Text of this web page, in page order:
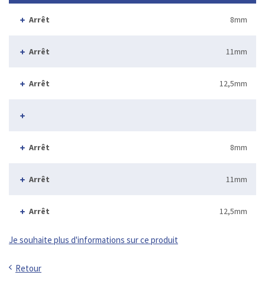
Arrêt 8mm
Arrêt 11mm
Arrêt 12,5mm
Arrêt 8mm
Arrêt 11mm
Arrêt 12,5mm
Je souhaite plus d'informations sur ce produit
Retour